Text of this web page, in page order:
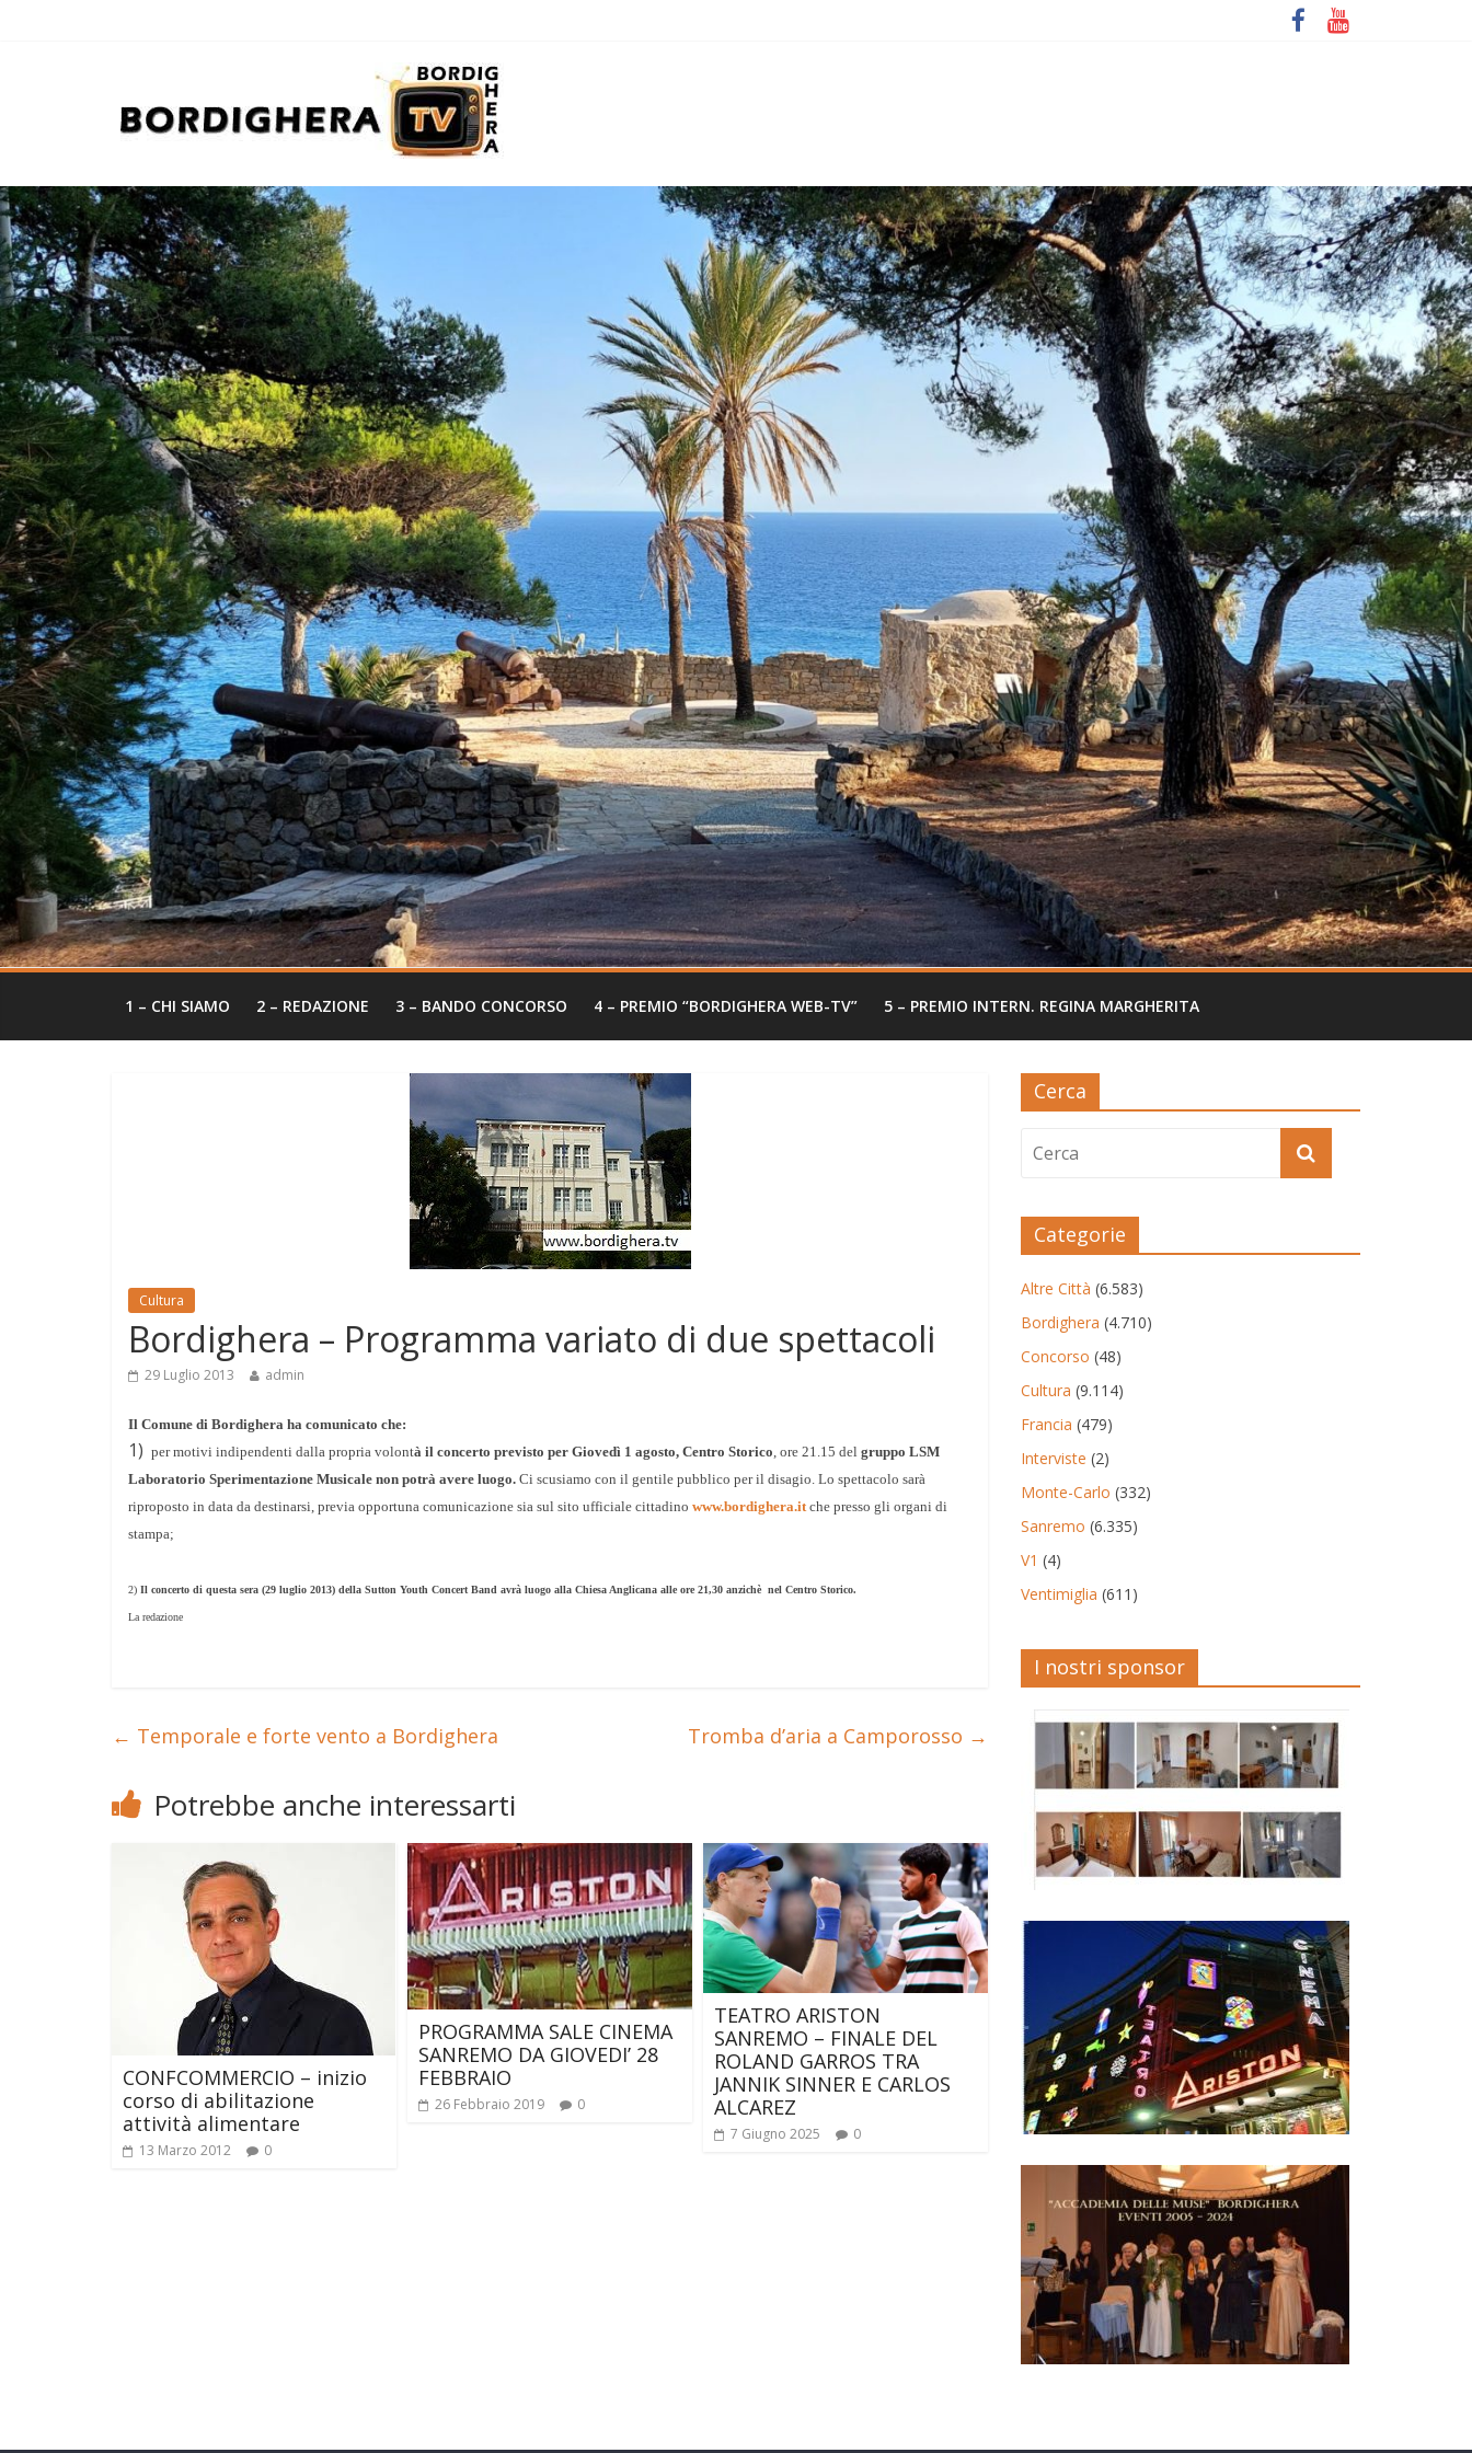
1 – CHI SIAMO 2 – REDAZIONE 3 – BANDO CONCORSO 4 – PREMIO “BORDIGHERA WEB-TV” 5 – PREMIO INTERN. REGINA MARGHERITA
Cultura
Bordighera – Programma variato di due spettacoli
29 Luglio 2013 admin
Il Comune di Bordighera ha comunicato che:
1) per motivi indipendenti dalla propria volontà il concerto previsto per Giovedì 1 agosto, Centro Storico, ore 21.15 del gruppo LSM
Laboratorio Sperimentazione Musicale non potrà avere luogo. Ci scusiamo con il gentile pubblico per il disagio. Lo spettacolo sarà
riproposto in data da destinarsi, previa opportuna comunicazione sia sul sito ufficiale cittadino www.bordighera.itche presso gli organi di
stampa;
2) Il concerto di questa sera (29 luglio 2013) della Sutton Youth Concert Band avrà luogo alla Chiesa Anglicana alle ore 21,30 anzichè nel Centro Storico.
La redazione
← Temporale e forte vento a Bordighera Tromba d’aria a Camporosso →
Potrebbe anche interessarti
CONFCOMMERCIO – inizio
corso di abilitazione
attività alimentare
13 Marzo 2012 0
PROGRAMMA SALE CINEMA
SANREMO DA GIOVEDI’ 28
FEBBRAIO
26 Febbraio 2019 0
TEATRO ARISTON
SANREMO – FINALE DEL
ROLAND GARROS TRA
JANNIK SINNER E CARLOS
ALCAREZ
7 Giugno 2025 0
Cerca
Categorie
Altre Città (6.583)
Bordighera (4.710)
Concorso (48)
Cultura (9.114)
Francia (479)
Interviste (2)
Monte-Carlo (332)
Sanremo (6.335)
V1 (4)
Ventimiglia (611)
I nostri sponsor